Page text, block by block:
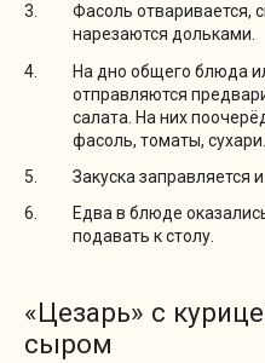
Фасоль отваривается,
нарезаются дольками.
На дно общего блюда
отправляются
салата. На них
фасоль, томаты, сухари.
Закуска заправляется
Едва в блюде
подавать к столу.
«Цезарь» с
сыром